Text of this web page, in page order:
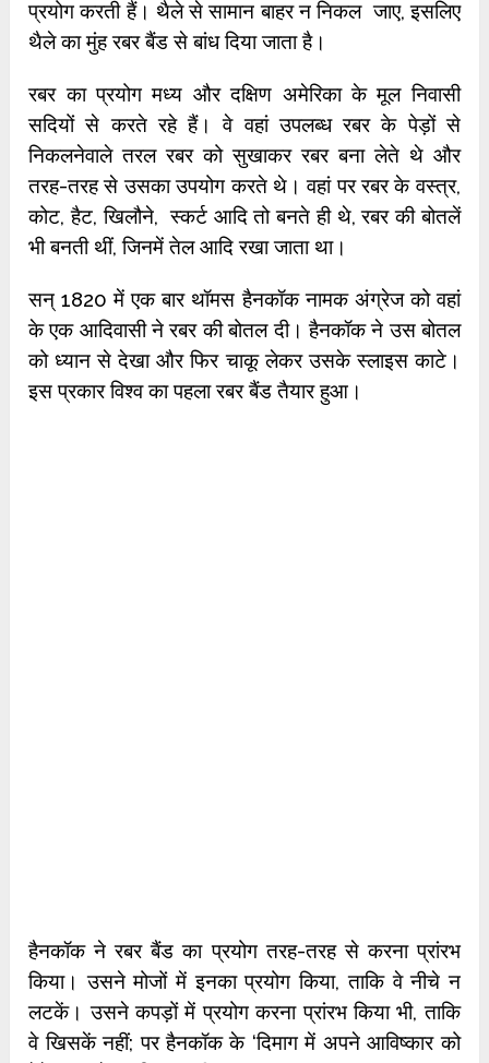
प्रयोग करती हैं। थैले से सामान बाहर न निकल जाए, इसलिए
थैले का मुंह रबर बैंड से बांध दिया जाता है।
रबर का प्रयोग मध्य और दक्षिण अमेरिका के मूल निवासी
सदियों से करते रहे हैं। वे वहां उपलब्ध रबर के पेड़ों से
निकलनेवाले तरल रबर को सुखाकर रबर बना लेते थे और
तरह-तरह से उसका उपयोग करते थे। वहां पर रबर के वस्त्र,
कोट, हैट, खिलौने, स्कर्ट आदि तो बनते ही थे, रबर की बोतलें
भी बनती थीं, जिनमें तेल आदि रखा जाता था।
सन् 1820 में एक बार थॉमस हैनकॉक नामक अंग्रेज को वहां
के एक आदिवासी ने रबर की बोतल दी। हैनकॉक ने उस बोतल
को ध्यान से देखा और फिर चाकू लेकर उसके स्लाइस काटे।
इस प्रकार विश्व का पहला रबर बैंड तैयार हुआ।
हैनकॉक ने रबर बैंड का प्रयोग तरह-तरह से करना प्रांरभ
किया। उसने मोजों में इनका प्रयोग किया, ताकि वे नीचे न
लटकें। उसने कपड़ों में प्रयोग करना प्रांरभ किया भी, ताकि
वे खिसकें नहीं; पर हैनकॉक के ‘दिमाग में अपने आविष्कार को